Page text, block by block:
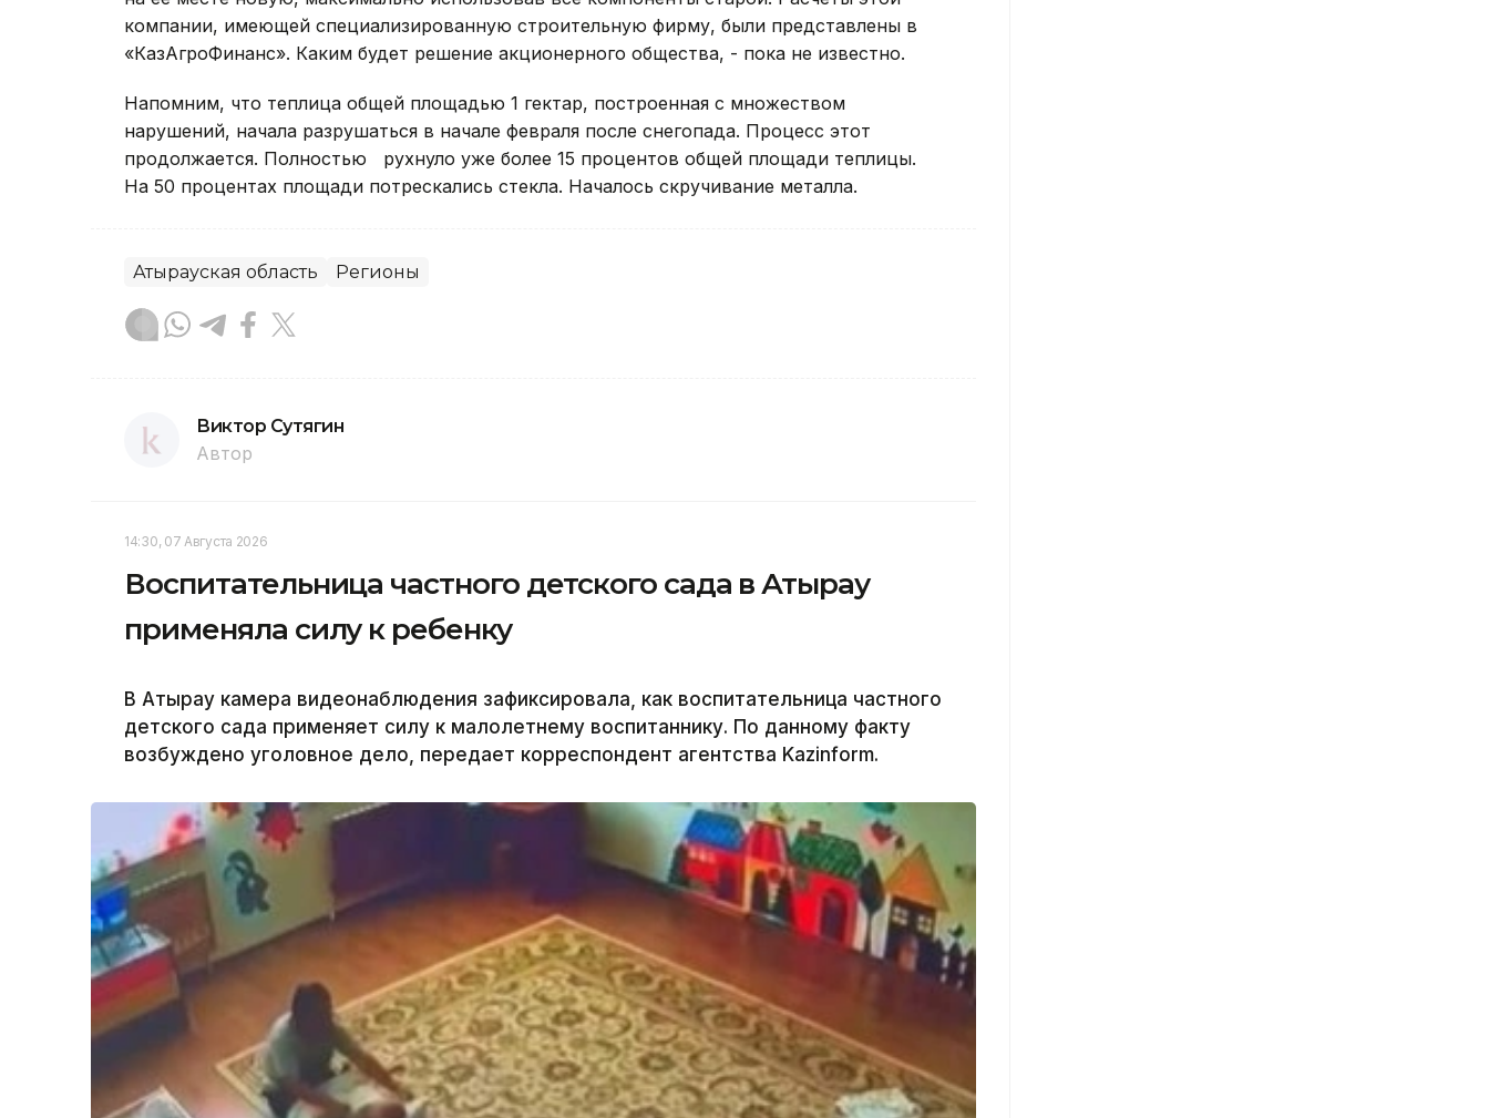
компании, имеющей специализированную строительную фирму, были представлены в
«КазАгроФинанс». Каким будет решение акционерного общества, - пока не известно.
Напомним, что теплица общей площадью 1 гектар, построенная с множеством
нарушений, начала разрушаться в начале февраля после снегопада. Процесс этот
продолжается. Полностью рухнуло уже более 15 процентов общей площади теплицы.
На 50 процентах площади потрескались стекла. Началось скручивание металла.
Атырауская область Регионы
Виктор Сутягин
Автор
14:30, 07 Августа 2026
Воспитательница частного детского сада в Атырау
применяла силу к ребенку
В Атырау камера видеонаблюдения зафиксировала, как воспитательница частного
детского сада применяет силу к малолетнему воспитаннику. По данному факту
возбуждено уголовное дело, передает корреспондент агентства Kazinform.